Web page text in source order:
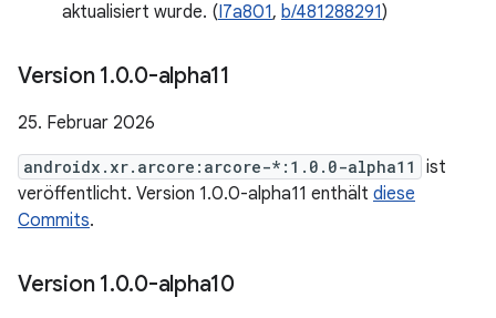
aktualisiert wurde. (I7a801, b/481288291)
Version 1.0.0-alpha11
25. Februar 2026
androidx.xr.arcore:arcore-*:1.0.0-alpha11
ist
veröffentlicht. Version 1.0.0-alpha11 enthält diese
Commits.
Version 1.0.0-alpha10